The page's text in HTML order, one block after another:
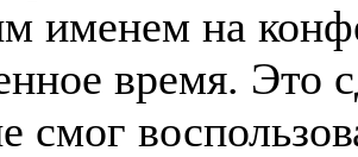
именем на
время. Это
смог